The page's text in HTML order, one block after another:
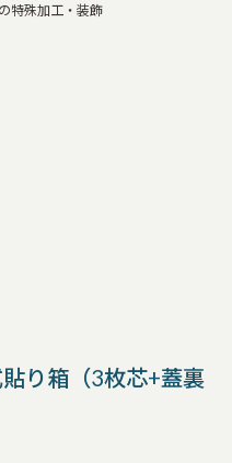
特殊加工・装飾
り箱（3枚芯+蓋裏